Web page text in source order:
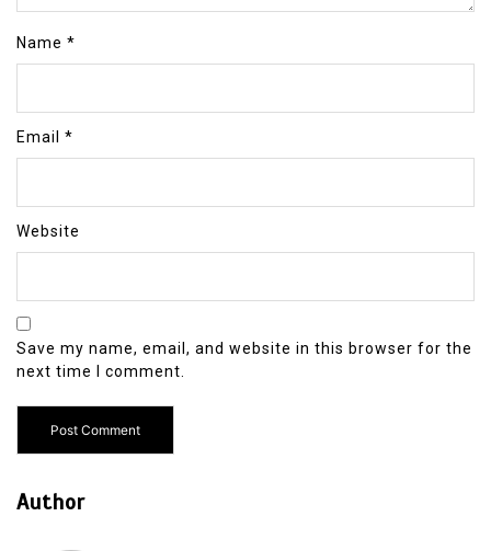
Name *
Email *
Website
Save my name, email, and website in this browser for the
next time I comment.
Author